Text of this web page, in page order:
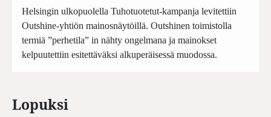
Helsingin ulkopuolella Tuhotuotetut-kampanja levitettiin
Outshine-yhtiön mainosnäytöillä. Outshinen toimistolla
termiä ”perhetila” in nähty ongelmana ja mainokset
kelpuutettiin esitettäväksi alkuperäisessä muodossa.
Lopuksi